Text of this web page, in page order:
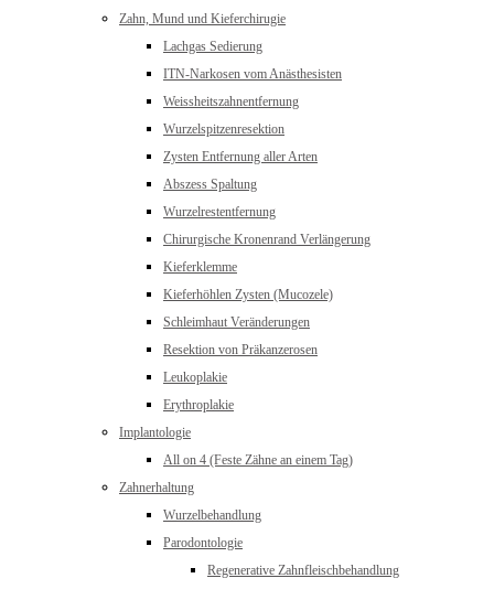
Zahn, Mund und Kieferchirugie
Lachgas Sedierung
ITN-Narkosen vom Anästhesisten
Weissheitszahnentfernung
Wurzelspitzenresektion
Zysten Entfernung aller Arten
Abszess Spaltung
Wurzelrestentfernung
Chirurgische Kronenrand Verlängerung
Kieferklemme
Kieferhöhlen Zysten (Mucozele)
Schleimhaut Veränderungen
Resektion von Präkanzerosen
Leukoplakie
Erythroplakie
Implantologie
All on 4 (Feste Zähne an einem Tag)
Zahnerhaltung
Wurzelbehandlung
Parodontologie
Regenerative Zahnfleischbehandlung